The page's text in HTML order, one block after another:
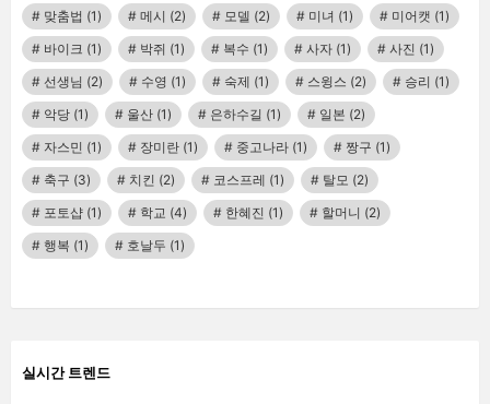
맞춤법 (1) 메시 (2) 모델 (2) 미녀 (1) 미어캣 (1)
바이크 (1) 박쥐 (1) 복수 (1) 사자 (1) 사진 (1)
선생님 (2) 수영 (1) 숙제 (1) 스윙스 (2) 승리 (1)
악당 (1) 울산 (1) 은하수길 (1) 일본 (2)
자스민 (1) 장미란 (1) 중고나라 (1) 짱구 (1)
축구 (3) 치킨 (2) 코스프레 (1) 탈모 (2)
포토샵 (1) 학교 (4) 한혜진 (1) 할머니 (2)
행복 (1) 호날두 (1)
실시간 트렌드